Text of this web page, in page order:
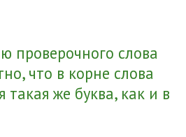
проверочного слова
что в корне слова
такая же буква, как и в
Есть здесь что нибудь?